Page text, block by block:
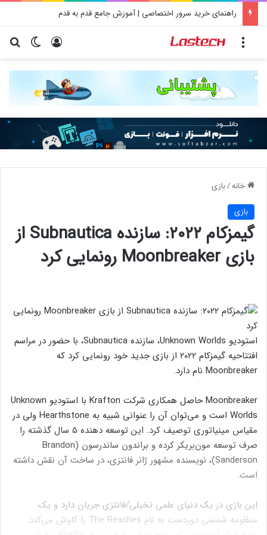
راهنمای خرید سرور اختصاصی | آموزش جامع قدم به قدم
تغییر ورود
خانه/بازی
بازی
گیمزکام ۲۰۲۲: سازنده Subnautica از
بازی Moonbreaker رونمایی کرد
استودیو Unknown Worlds، سازنده Subnautica، با حضور در مراسم
افتتاحیه گیمزکام ۲۰۲۲ از بازی جدید خود رونمایی کرد که
Moonbreaker نام دارد.
Moonbreaker حاصل همکاری شرکت Krafton با استودیو Unknown
Worlds است و می‌توان آن را عنوانی شبیه به Hearthstone ولی در
مقیاس مینیاتوری توصیف کرد. این توسعه دهنده ۵ سال گذشته را
صرف توسعه مون‌بریکر کرده و براندون ساندرسون (Brandon
Sanderson)، نویسنده مشهور ژانر فانتزی، در ساخت آن نقش داشته
است.
این بازی در یک دنیای علمی تخیلی/فانتزی جریان دارد و یک
منظومه شمسی دوردست به نام The Reaches را کاوش می‌کند.